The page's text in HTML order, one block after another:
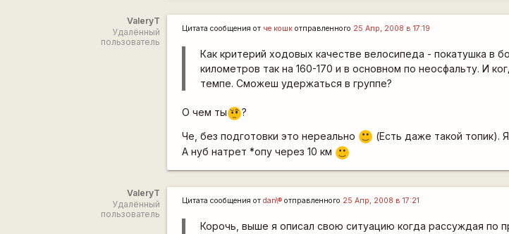
ValeryT
Удалённый
пользователь
Цитата сообщения от че кошк отправленного 25 Апр, 2008 в 17:19
Как критерий ходовых качестве велосипеда - покатушка в
километров так на 160-170 и в основном по неосфальту. И
темпе. Сможеш удержаться в группе?
О чем ты????
Че, без подготовки это нереально
:) (Есть даже такой топик).
А нуб натрет *опу через 10 км
:)
ValeryT
Удалённый
пользователь
Цитата сообщения отdan\® отправленного 25 Апр, 2008 в 17:21
Корочь, выше я описал свою ситуацию когда рассуждая по